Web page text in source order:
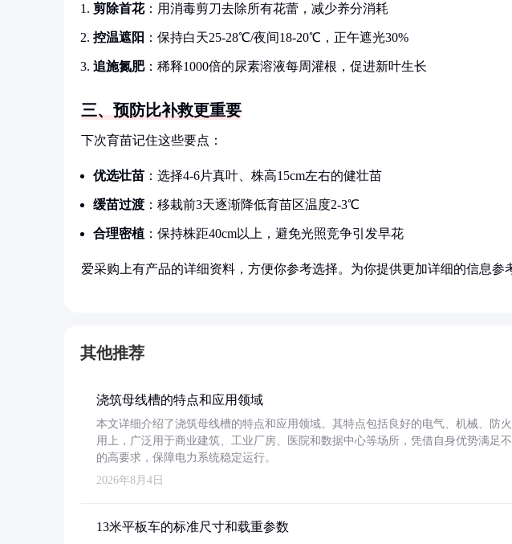
剪除首花：用消毒剪刀去除所有花蕾，减少养分消耗
控温遮阳 ：保持白天25-28℃/夜间18-20℃，正午遮光30%
追施氮肥：稀释1000倍的尿素溶液每周灌根，促进新叶生长
三、预防比补救更重要
下次育苗记住这些要点：
优选壮苗 ：选择4-6片真叶、株高15cm左右的健壮苗
缓苗过渡 ：移栽前3天逐渐降低育苗区温度2-3℃
合理密植 ：保持株距40cm以上，避免光照竞争引发早花
爱采购上有产品的详细资料，方便你参考选择。为你提供更加详细的信息参
其他推荐
浇筑母线槽的特点和应用领域
本文详细介绍了浇筑母线槽的特点和应用领域。其特点包括良好的电气、机械、防
用上，广泛用于商业建筑、工业厂房、医院和数据中心等场所，凭借自身优势满足
的高要求，保障电力系统稳定运行。
2026年8月4日
13米平板车的标准尺寸和载重参数